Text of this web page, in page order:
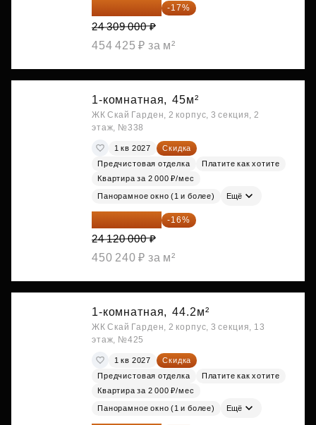
20 176 470 ₽ -17%
24 309 000 ₽
454 425 ₽ за м²
1-комнатная, 45м²
ЖК Скай Гарден, 2 корпус, 3 секция, 2
этаж, №338
1 кв 2027
Скидка
Предчистовая отделка
Платите как хотите
Квартира за 2 000 ₽/мес
Панорамное окно (1 и более) Ещё
20 260 800 ₽ -16%
24 120 000 ₽
450 240 ₽ за м²
1-комнатная, 44.2м²
ЖК Скай Гарден, 2 корпус, 3 секция, 13
этаж, №425
1 кв 2027
Скидка
Предчистовая отделка
Платите как хотите
Квартира за 2 000 ₽/мес
Панорамное окно (1 и более) Ещё